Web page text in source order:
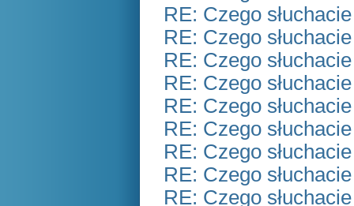
RE: Czego
RE: Czego
RE: Czego
RE: Czego
RE: Czego
RE: Czego
RE: Czego
RE: Czego
RE: Czego